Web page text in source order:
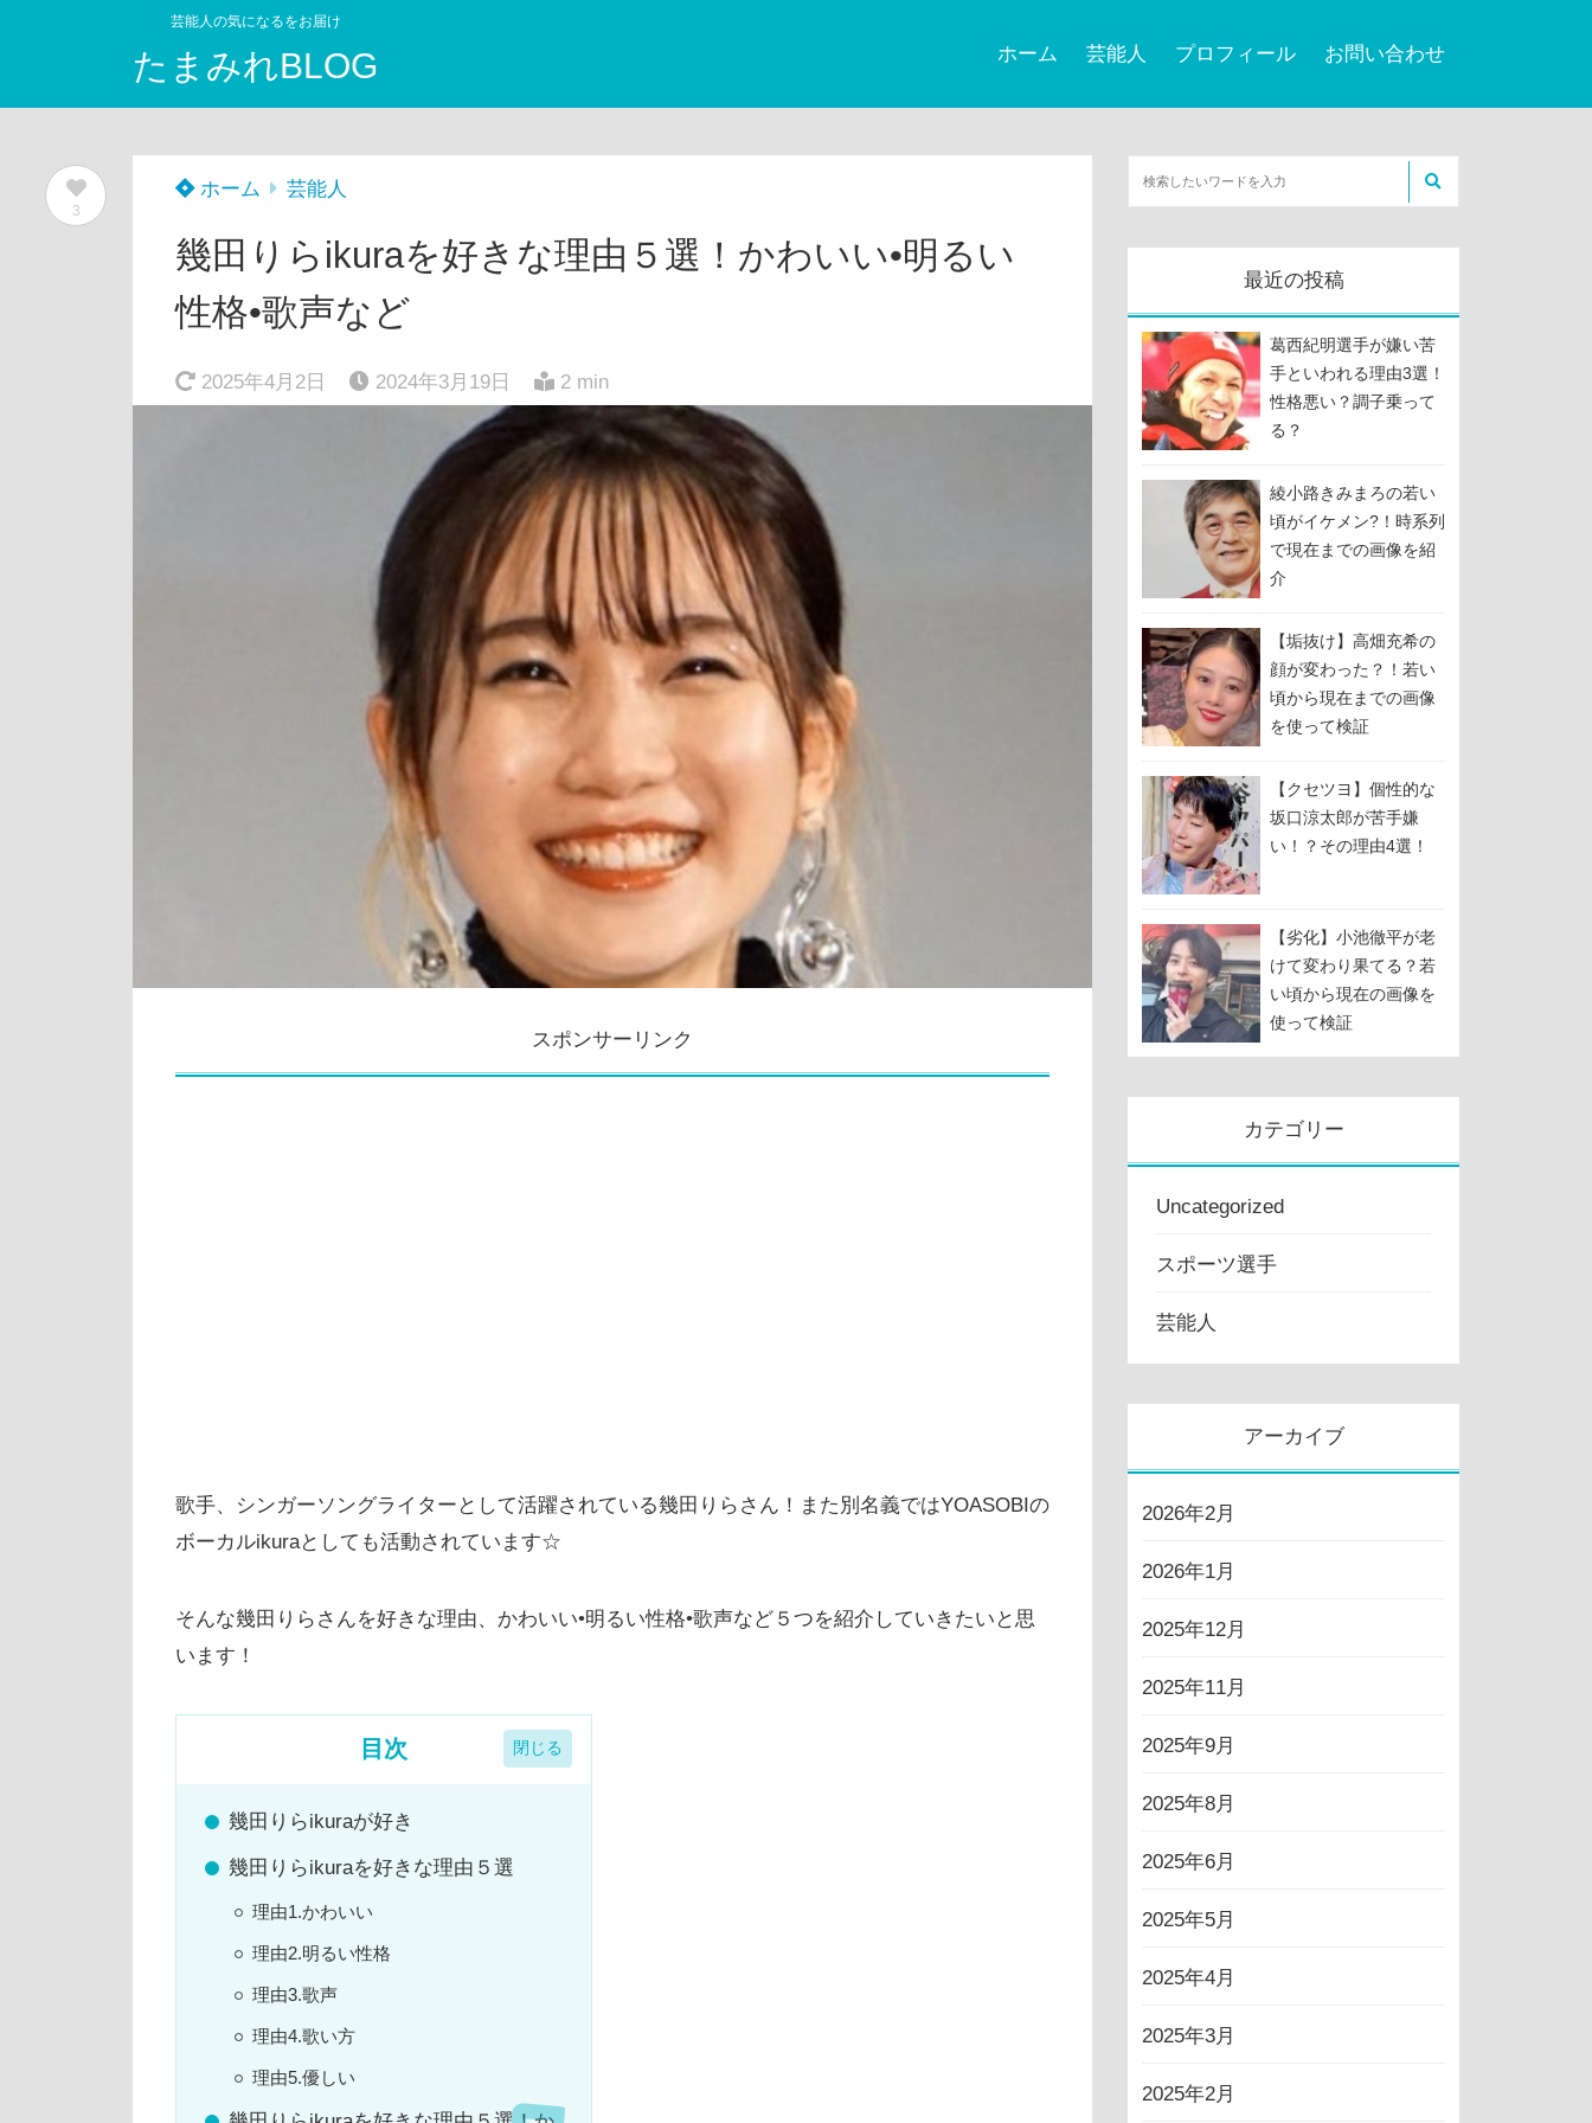
芸能人の気になるをお届け
たまみれBLOG ホーム 芸能人 プロフィール お問い合わせ
3
ホーム 芸能人
幾田りらikuraを好きな理由５選！かわいい•明るい
性格•歌声など
2025年4月2日 2024年3月19日 2 min
スポンサーリンク
歌手、シンガーソングライターとして活躍されている幾田りらさん！また別名義ではYOASOBIの
ボーカルikuraとしても活動されています☆
そんな幾田りらさんを好きな理由、かわいい•明るい性格•歌声など５つを紹介していきたいと思
います！
目次
幾田りらikuraが好き
幾田りらikuraを好きな理由５選
理由1.かわいい
理由2.明るい性格
理由3.歌声
理由4.歌い方
理由5.優しい
最近の投稿
葛西紀明選手が嫌い苦
手といわれる理由3選！
性格悪い？調子乗って
る？
綾小路きみまろの若い
頃がイケメン?！時系列
で現在までの画像を紹
介
【垢抜け】高畑充希の
顔が変わった？！若い
頃から現在までの画像
を使って検証
【クセツヨ】個性的な
坂口涼太郎が苦手嫌
い！？その理由4選！
【劣化】小池徹平が老
けて変わり果てる？若
い頃から現在の画像を
使って検証
カテゴリー
Uncategorized
スポーツ選手
芸能人
アーカイブ
2026年2月
2026年1月
2025年12月
2025年11月
2025年9月
2025年8月
2025年6月
2025年5月
2025年4月
2025年3月
2025年2月